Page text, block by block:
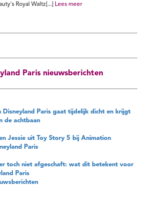
Royal Waltz[...] Lees meer
Paris nieuwsberichten
Disneyland Paris gaat tijdelijk dicht en krijgt
de achtbaan
Jessie uit Toy Story 5 bij Animation
Paris
toch niet afgeschaft: wat dit betekent voor
Paris